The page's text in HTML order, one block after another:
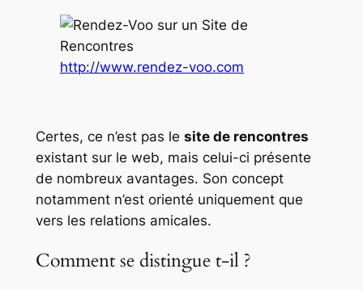
http://www.rendez-voo.com
Certes, ce n’est pas le site de rencontres
existant sur le web, mais celui-ci présente
de nombreux avantages. Son concept
notamment n’est orienté uniquement que
vers les relations amicales.
Comment se distingue t-il ?